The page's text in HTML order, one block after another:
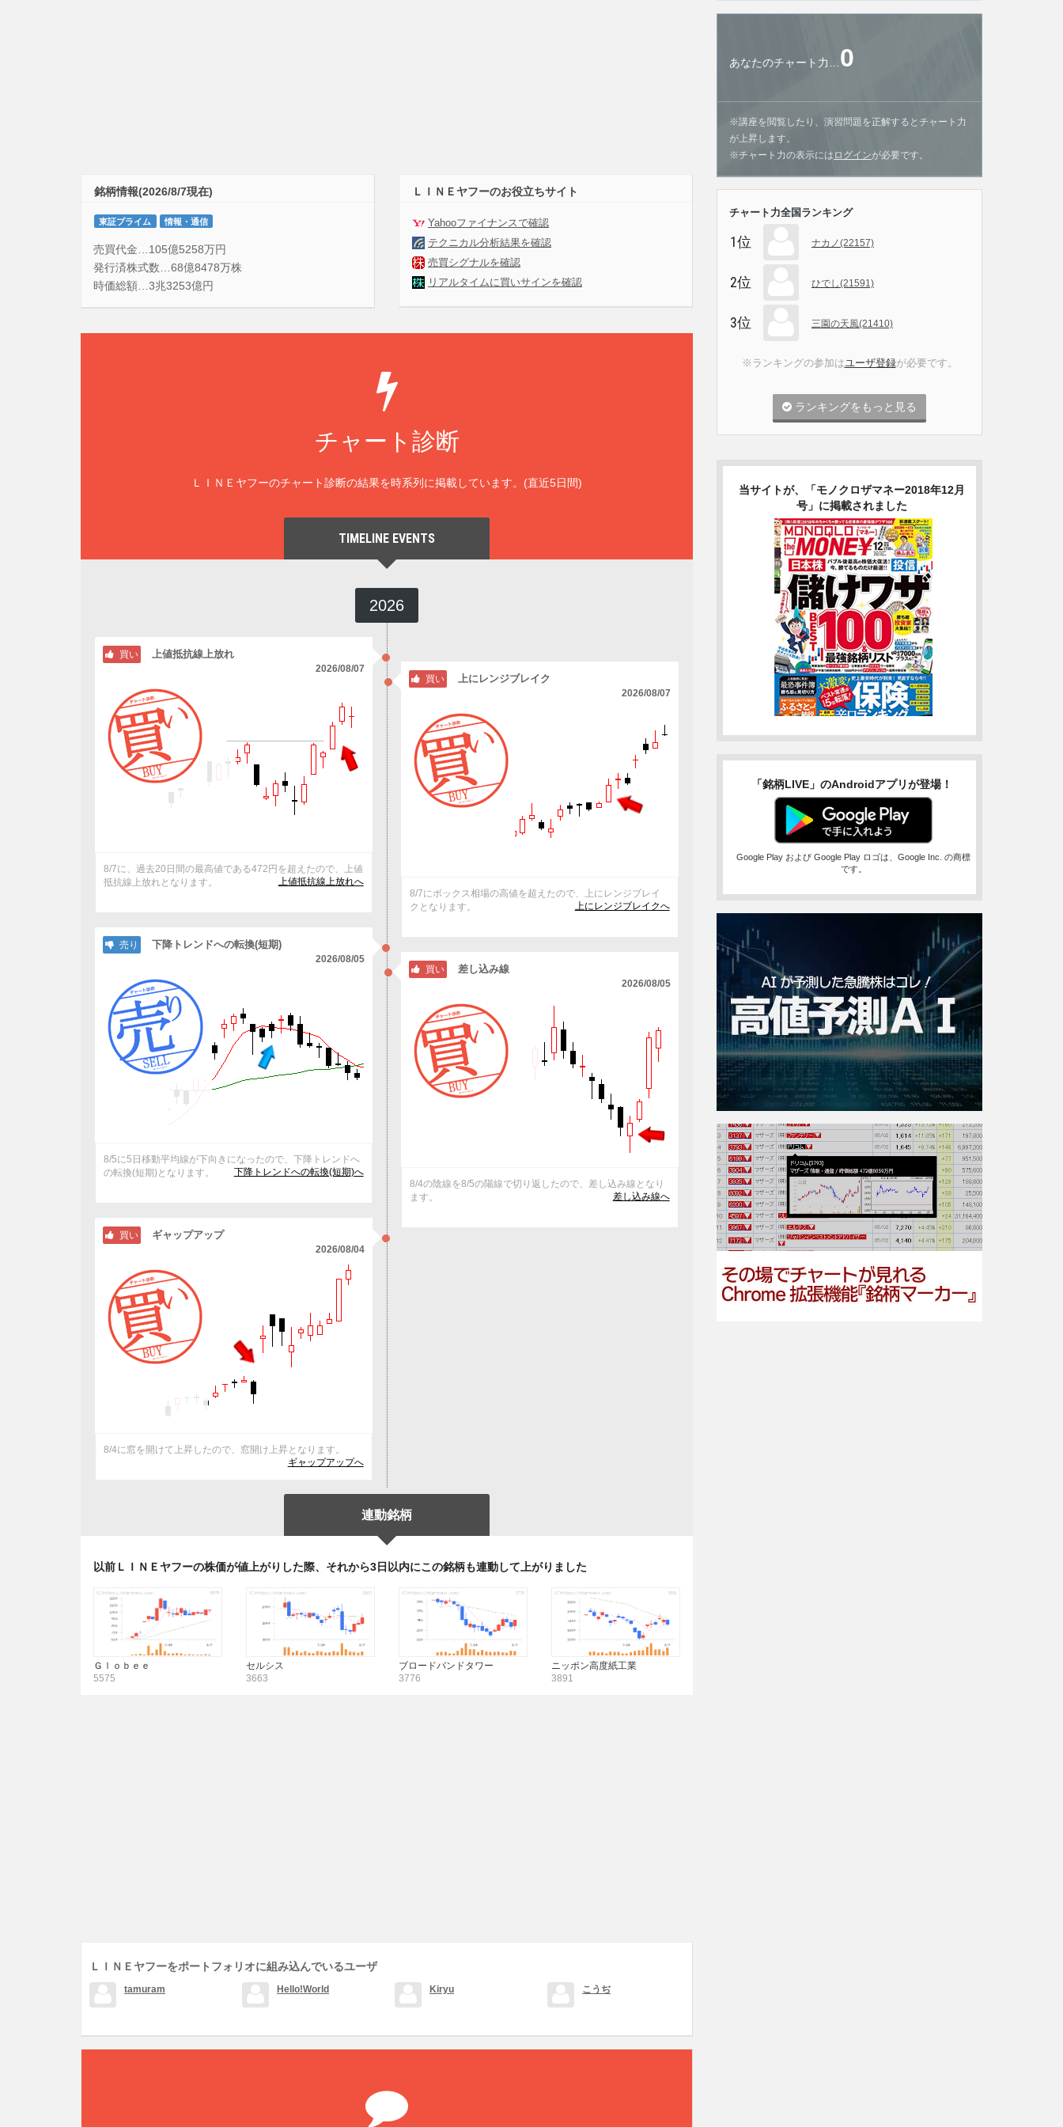
銘柄情報(2026/8/7現在)
東証プライム 情報・通信
売買代金…105億5258万円
発行済株式数…68億8478万株
時価総額…3兆3253億円
ＬＩＮＥヤフーのお役立ちサイト
Yahooファイナンスで確認
テクニカル分析結果を確認
売買シグナルを確認
リアルタイムに買いサインを確認
チャート診断
ＬＩＮＥヤフーのチャート診断の結果を時系列に掲載しています。(直近5日間)
TIMELINE EVENTS
2026
買い 上値抵抗線上放れ
2026/08/07
8/7に、過去20日間の最高値である472円を超えたので、上値
抵抗線上放れとなります。
上値抵抗線上放れへ
買い 上にレンジブレイク
2026/08/07
8/7にボックス相場の高値を超えたので、上にレンジブレイ
クとなります。
上にレンジブレイクへ
売り 下降トレンドへの転換(短期)
2026/08/05
8/5に5日移動平均線が下向きになったので、下降トレンドへ
の転換(短期)となります。
下降トレンドへの転換(短期)へ
買い 差し込み線
2026/08/05
8/4の陰線を8/5の陽線で切り返したので、差し込み線となり
ます。
差し込み線へ
買い ギャップアップ
2026/08/04
8/4に窓を開けて上昇したので、窓開け上昇となります。
ギャップアップへ
連動銘柄
以前ＬＩＮＥヤフーの株価が値上がりした際、それから3日以内にこの銘柄も連動して上がりました
Ｇｌｏｂｅｅ
5575
セルシス
3663
ブロードバンドタワー
3776
ニッポン高度紙工業
3891
ＬＩＮＥヤフーをポートフォリオに組み込んでいるユーザ
tamuram Hello!World Kiryu こうぢ
あなたのチャート力… 0
※講座を閲覧したり、演習問題を正解するとチャート力
が上昇します。
※チャート力の表示には ログインが必要です。
チャート力全国ランキング
1位 ナカノ(22157)
2位 ひでし(21591)
3位 三園の天風(21410)
※ランキングの参加はユーザ登録が必要です。
ランキングをもっと見る
当サイトが、「モノクロザマネー2018年12月
号」に掲載されました
「銘柄LIVE」のAndroidアプリが登場！
Google Play および Google Play ロゴは、Google Inc. の商標
です。